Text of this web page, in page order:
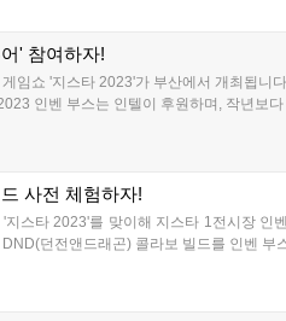
' 참여하자!
임쇼 '지스타 2023'가 부산에서 개최됩니
인벤 부스는 인텔이 후원하며, 작년보
사전 체험하자!
스타 2023'를 맞이해 지스타 1전시장
던전앤드래곤) 콜라보 빌드를 인벤